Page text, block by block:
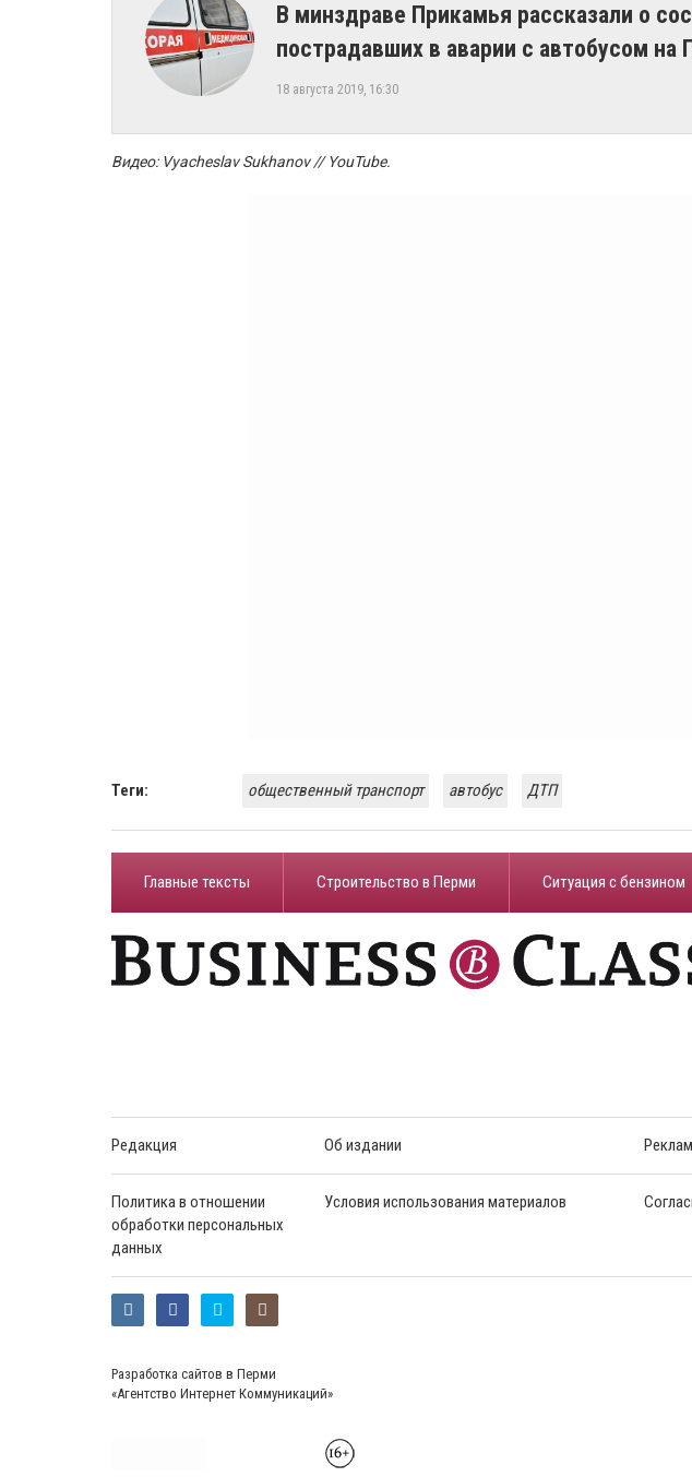
В минздраве Прикамья рассказали о
пострадавших в аварии с автобусом на
18 августа 2019, 16:30
Видео: Vyacheslav Sukhanov // YouTube.
Теги: общественный транспорт автобус ДТП
Главные тексты Строительство в Перми ​Ситуация с бензином
Редакция Об издании
Политика в отношении
обработки персональных
данных
Условия использования материалов
Разработка сайтов в Перми
«Агентство Интернет Коммуникаций»